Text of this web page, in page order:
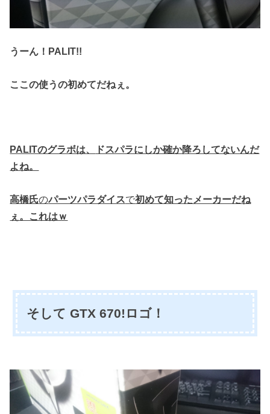
うーん！PALIT!!
ここの使うの初めてだねぇ。
PALITのグラボは、
ドスパラにしか確か降ろしてないんだ
よね。
高橋氏のパーツパラダイスで初めて知ったメーカーだね
ぇ。これはｗ
そして GTX 670!ロゴ！